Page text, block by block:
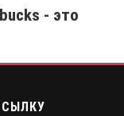
- это